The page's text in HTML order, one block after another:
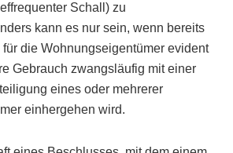
Schall) zu
kann es nur sein, wenn bereits
für die Wohnungseigentümer evident
Gebrauch zwangsläufig mit einer
eines oder mehrerer
einhergehen wird.